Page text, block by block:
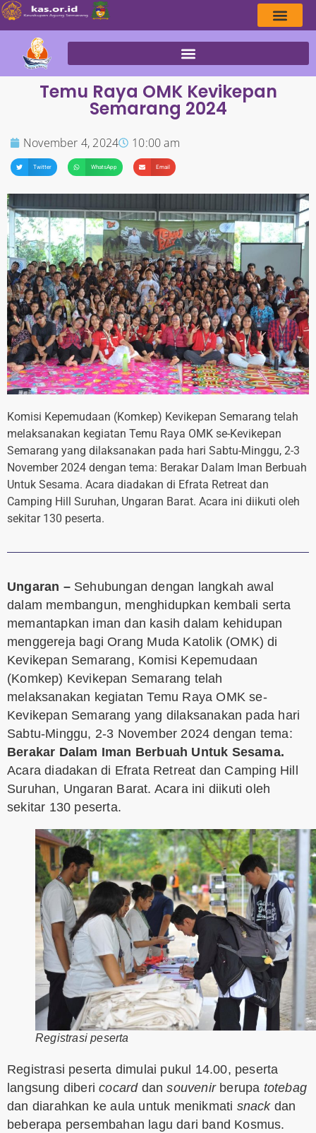
Temu Raya OMK Kevikepan
Semarang 2024
November 4, 2024 10:00 am
Twitter WhatsApp Email
Komisi Kepemudaan (Komkep) Kevikepan Semarang telah
melaksanakan kegiatan Temu Raya OMK se-Kevikepan
Semarang yang dilaksanakan pada hari Sabtu-Minggu, 2-3
November 2024 dengan tema: Berakar Dalam Iman Berbuah
Untuk Sesama. Acara diadakan di Efrata Retreat dan
Camping Hill Suruhan, Ungaran Barat. Acara ini diikuti oleh
sekitar 130 peserta.
Ungaran –Sehubungan dengan langkah awal
dalam membangun, menghidupkan kembali serta
memantapkan iman dan kasih dalam kehidupan
menggereja bagi Orang Muda Katolik (OMK) di
Kevikepan Semarang, Komisi Kepemudaan
(Komkep) Kevikepan Semarang telah
melaksanakan kegiatan Temu Raya OMK se-
Kevikepan Semarang yang dilaksanakan pada hari
Sabtu-Minggu, 2-3 November 2024 dengan tema:
Berakar Dalam Iman Berbuah Untuk Sesama.
Acara diadakan di Efrata Retreat dan Camping Hill
Suruhan, Ungaran Barat. Acara ini diikuti oleh
sekitar 130 peserta.
Registrasi peserta
Registrasi peserta dimulai pukul 14.00, peserta
langsung dibericocarddansouvenirberupa totebag
dan diarahkan ke aula untuk menikmati snackdan
beberapa persembahan lagu dari band Kosmus.